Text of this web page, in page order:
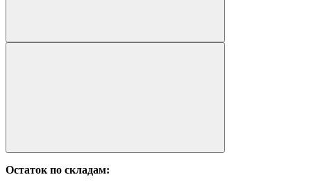
Остаток по складам: